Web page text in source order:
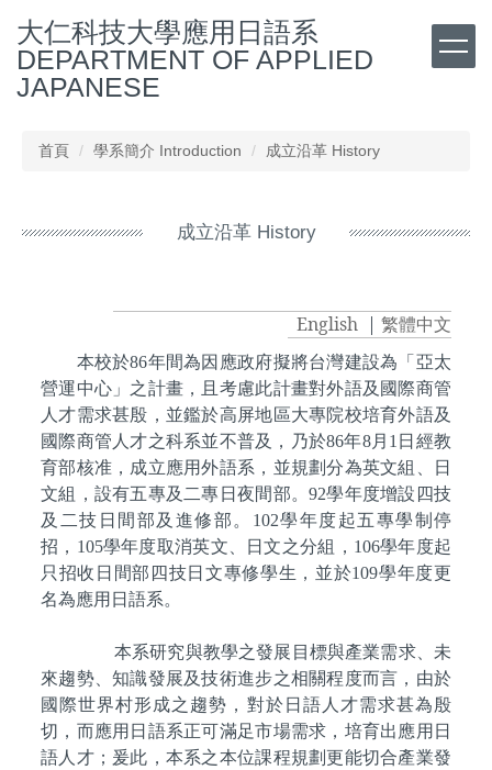
到
要
大仁科技大學應用日語系
DEPARTMENT OF APPLIED
JAPANESE
首頁 學系簡介 Introduction 成立沿革 History
成立沿革 History
English | 繁體中文
本校於86年間為因應政府擬將台灣建設為「亞太
營運中心」之計畫，且考慮此計畫對外語及國際商管
人才需求甚殷，並鑑於高屏地區大專院校培育外語及
國際商管人才之科系並不普及，乃於86年8月1日經教
育部核准，成立應用外語系，並規劃分為英文組、日
文組，設有五專及二專日夜間部。92學年度增設四技
及二技日間部及進修部。102學年度起五專學制停
招，105學年度取消英文、日文之分組，106學年度起
只招收日間部四技日文專修學生，並於109學年度更
名為應用日語系。
本系研究與教學之發展目標與產業需求、未
來趨勢、知識發展及技術進步之相關程度而言，由於
國際世界村形成之趨勢，對於日語人才需求甚為殷
切，而應用日語系正可滿足市場需求，培育出應用日
語人才；爰此，本系之本位課程規劃更能切合產業發